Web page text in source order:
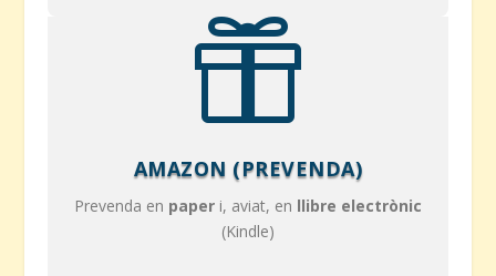

AMAZON (PREVENDA)
Prevenda en paperi, aviat, en llibre electrònic
(Kindle)